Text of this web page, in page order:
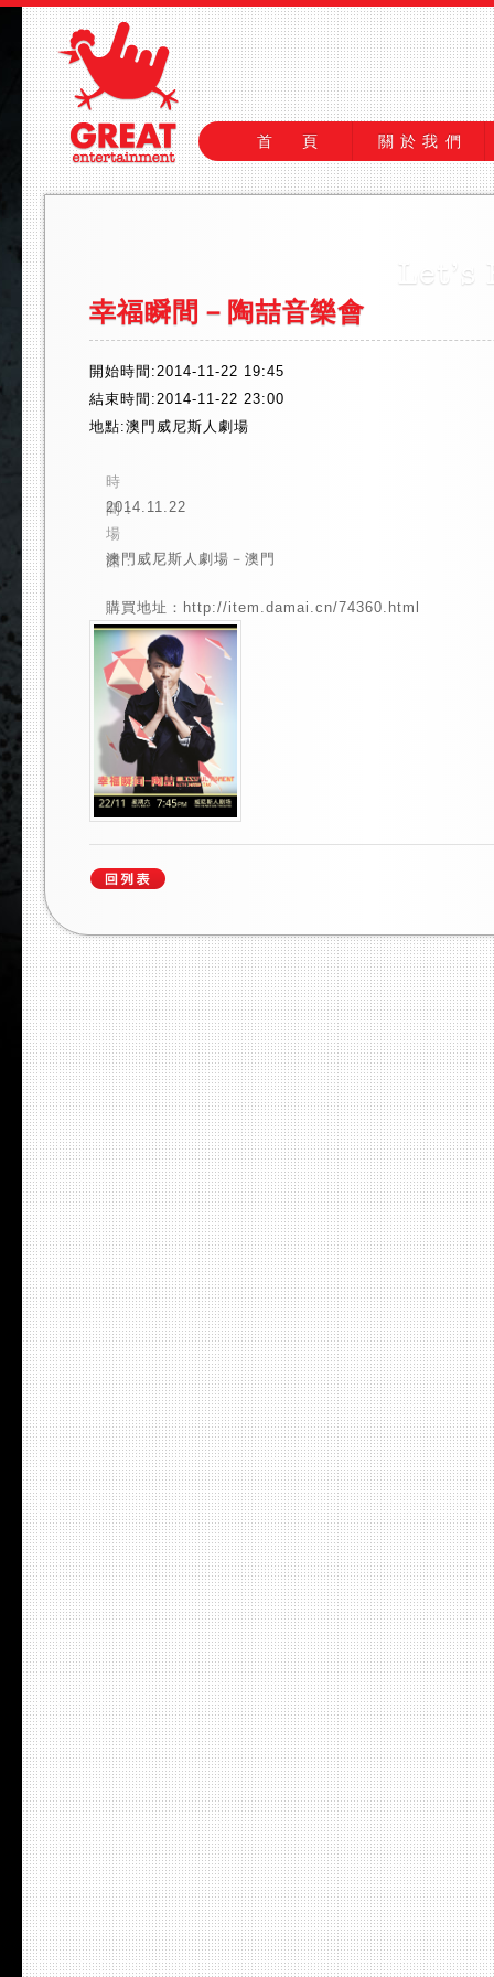
首 頁 關於我們
幸福瞬間－陶喆音樂會
開始時間:2014-11-22 19:45
結束時間:2014-11-22 23:00
地點:澳門威尼斯人劇場
時
間：
2014.11.22
場
館：
澳門威尼斯人劇場－澳門
購買地址：http://item.damai.cn/74360.html